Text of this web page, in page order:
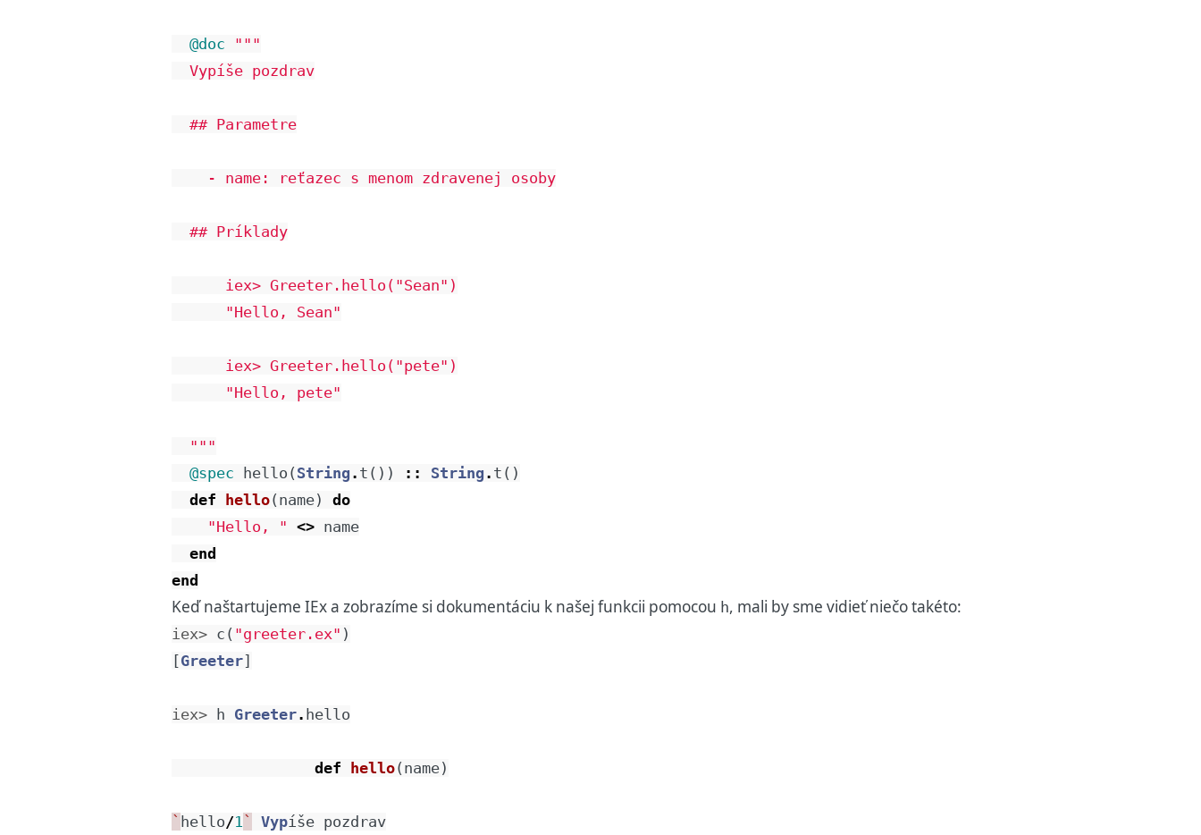
@doc
"""
  Vypíše pozdrav
  ## Parametre
    - name: reťazec s menom zdravenej osoby
  ## Príklady
      iex> Greeter.hello("Sean")
      "Hello, Sean"
      iex> Greeter.hello("pete")
      "Hello, pete"
  """
@spec
hello ( String . t ( ) ) :: String . t ( )
def
hello( name)
do
"Hello, " <> name
end
end
Keď naštartujeme IEx a zobrazíme si dokumentáciu k našej funkcii pomocou h, mali by sme vidieť niečo takéto:
iex> c ( "greeter.ex" )
[Greeter]
iex> h Greeter. hello
def hello( name)
` hello/1 ` Vypíše pozdrav